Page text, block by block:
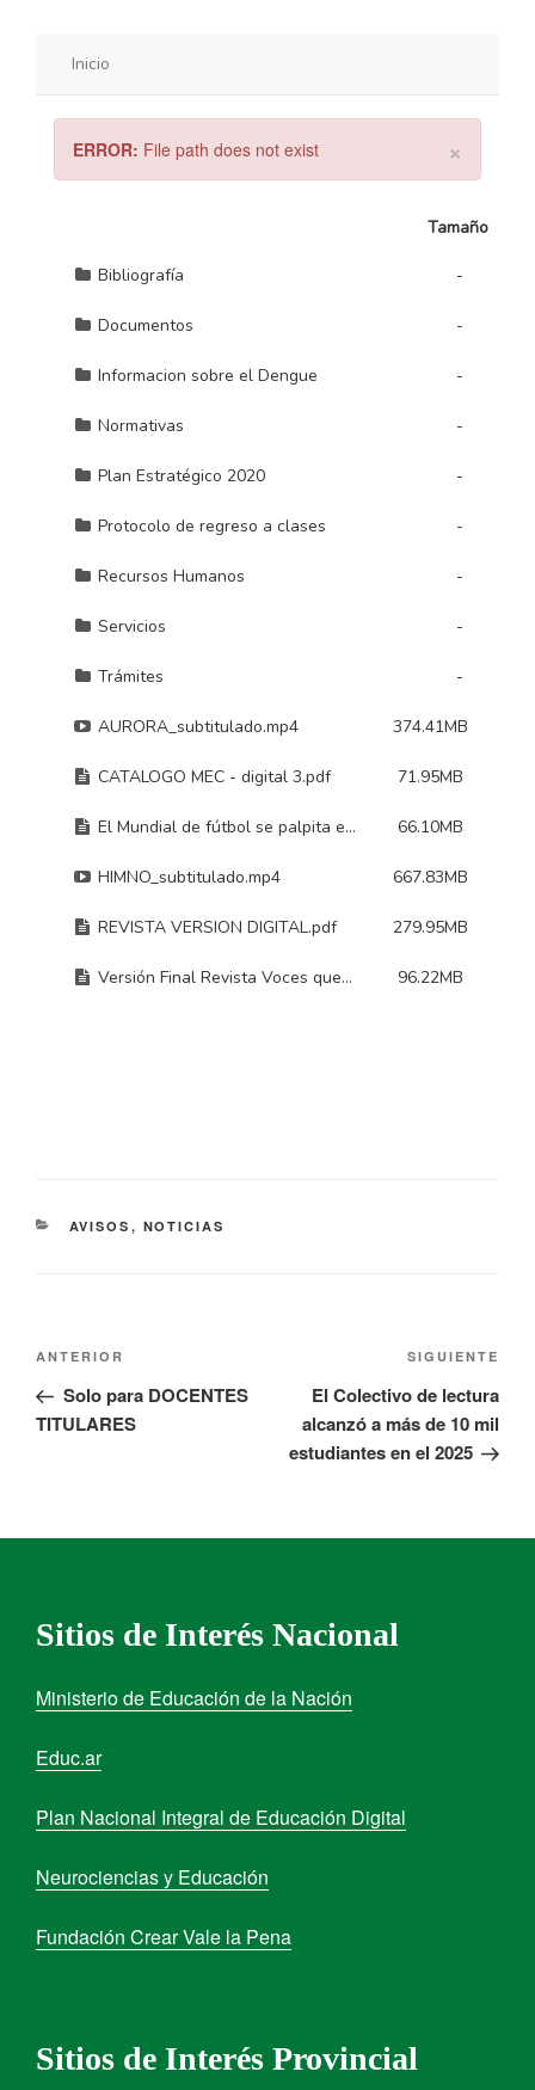
AVISOS , NOTICIAS
ANTERIOR
Solo para DOCENTES
TITULARES
SIGUIENTE
El Colectivo de lectura
alcanzó a más de 10 mil
estudiantes en el 2025
Sitios de Interés Nacional
Ministerio de Educación de la Nación
Educ.ar
Plan Nacional Integral de Educación Digital
Neurociencias y Educación
Fundación Crear Vale la Pena
Sitios de Interés Provincial